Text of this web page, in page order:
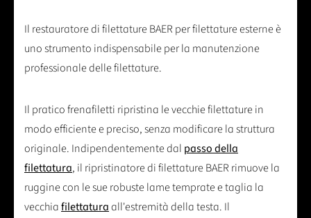
Il restauratore di filettature BAER per filettature esterne è
uno strumento indispensabile per la manutenzione
professionale delle filettature.
Il pratico frenafiletti ripristina le vecchie filettature in
modo efficiente e preciso, senza modificare la struttura
originale. Indipendentemente dal passo della
filettatura, il ripristinatore di filettature BAER rimuove la
ruggine con le sue robuste lame temprate e taglia la
vecchiafilettaturaall'estremità della testa. Il